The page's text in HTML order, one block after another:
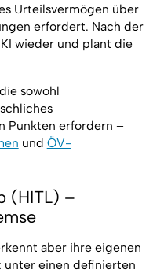
Urteilsvermögen über
erfordert. Nach der
wieder und plant die
sowohl
Punkten erfordern –
und ÖV-
(HITL) –
aber ihre eigenen
unter einen definierten